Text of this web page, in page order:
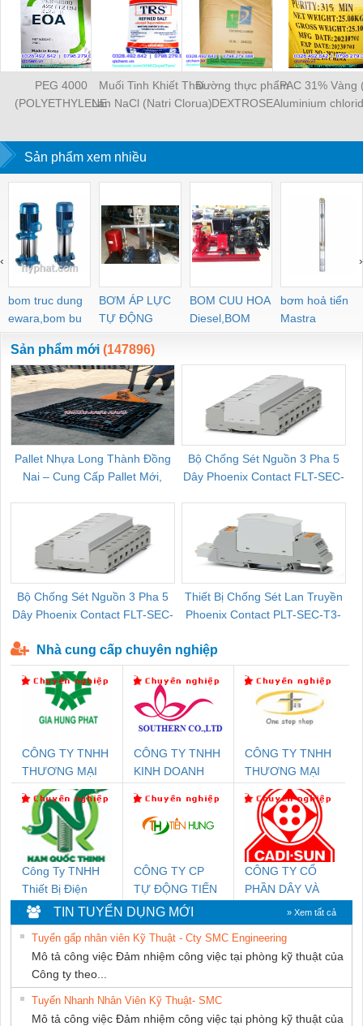
PEG 4000
(POLYETHYLENE
25kg/bao – Korea
Muối Tinh Khiết Thái
Lan NaCl (Natri Clorua)
Đường thực phẩm
DEXTROSE
DONG XIAO 25kg/bao
PAC 31% Vàng
Aluminium
Sản phẩm xem nhiều
bom truc dung
ewara,bom bu
ewara
BƠM ÁP LỰC
TỰ ĐỘNG
BOM CUU HOA
Diesel,BOM
CHUA CHAY
bơm hoả tiển
Mastra
‹ ›
Sản phẩm mới (147896)
Pallet Nhựa Long Thành Đồng
Nai – Cung Cấp Pallet Mới,
Bộ Chống Sét Nguồn 3 Pha 5
Dây Phoenix Contact FLT-SEC-
Bộ Chống Sét Nguồn 3 Pha 5
Dây Phoenix Contact FLT-SEC-
Thiết Bị Chống Sét Lan Truyền
Phoenix Contact PLT-SEC-T3-
Nhà cung cấp chuyên nghiệp
CÔNG TY TNHH
THƯƠNG MẠI
DỊCH VỤ KỸ
THUẬT ĐIỆN CƠ
GIA HƯNG PHÁT
CÔNG TY TNHH
KINH DOANH
PHƯƠNG NAM
CÔNG TY TNHH
THƯƠNG MẠI
THIÊN ÂN VIỆT
NAM
Công Ty TNHH
Thiết Bị Điện
Nam Quốc Thịnh
CÔNG TY CP
TỰ ĐỘNG TIẾN
HƯNG
CÔNG TY CỔ
PHẦN DÂY VÀ
CÁP ĐIỆN
THƯỢNG ĐÌNH
TIN TUYỂN DỤNG MỚI » Xem tất cả
Tuyển gấp nhân viên Kỹ Thuật - Cty SMC Engineering
Mô tả công việc Đảm nhiệm công việc tại phòng kỹ thuật của
Công ty theo...
Tuyển Nhanh Nhân Viên Kỹ Thuật- SMC
Mô tả công việc Đảm nhiệm công việc tại phòng kỹ thuật của